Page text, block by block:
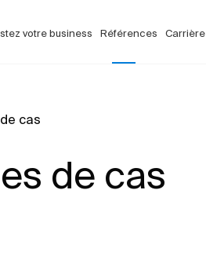
votre business Références Carrière
cas
de cas